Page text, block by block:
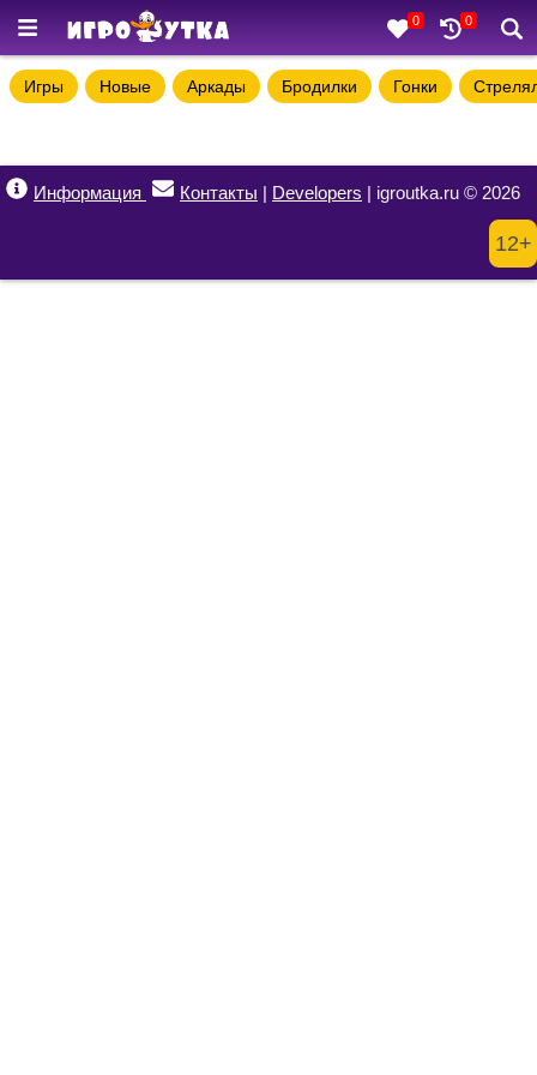
0 0
Игры Новые Аркады Бродилки Гонки
Информация Контакты | Developers | igroutka.ru © 2026
12+